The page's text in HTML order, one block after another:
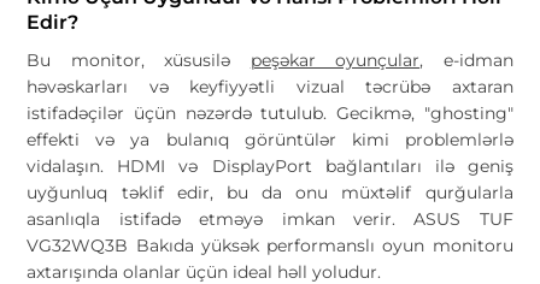
Edir?
Bu monitor, xüsusilə peşəkar oyunçular, e-idman
həvəskarları və keyfiyyətli vizual təcrübə axtaran
istifadəçilər üçün nəzərdə tutulub. Gecikmə, "ghosting"
effekti və ya bulanıq görüntülər kimi problemlərlə
vidalaşın. HDMI və DisplayPort bağlantıları ilə geniş
uyğunluq təklif edir, bu da onu müxtəlif qurğularla
asanlıqla istifadə etməyə imkan verir. ASUS TUF
VG32WQ3B Bakıda yüksək performanslı oyun monitoru
axtarışında olanlar üçün ideal həll yoludur.